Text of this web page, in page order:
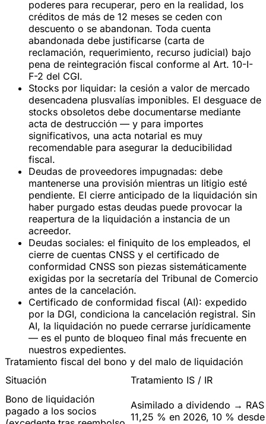
poderes para recuperar, pero en la realidad, los
créditos de más de 12 meses se ceden con
descuento o se abandonan. Toda cuenta
abandonada debe justificarse (carta de
reclamación, requerimiento, recurso judicial) bajo
pena de reintegración fiscal conforme al Art. 10-I-
F-2 del CGI.
Stocks por liquidar: la cesión a valor de mercado
desencadena plusvalías imponibles. El desguace de
stocks obsoletos debe documentarse mediante
acta de destrucción — y para importes
significativos, una acta notarial es muy
recomendable para asegurar la deducibilidad
fiscal.
Deudas de proveedores impugnadas: debe
mantenerse una provisión mientras un litigio esté
pendiente. El cierre anticipado de la liquidación sin
haber purgado estas deudas puede provocar la
reapertura de la liquidación a instancia de un
acreedor.
Deudas sociales: el finiquito de los empleados, el
cierre de cuentas CNSS y el certificado de
conformidad CNSS son piezas sistemáticamente
exigidas por la secretaría del Tribunal de Comercio
antes de la cancelación.
Certificado de conformidad fiscal (AI): expedido
por la DGI, condiciona la cancelación registral. Sin
AI, la liquidación no puede cerrarse jurídicamente
— es el punto de bloqueo final más frecuente en
nuestros expedientes.
Tratamiento fiscal del bono y del malo de liquidación
Situación
Tratamiento IS / IR
Bono de liquidación
pagado a los socios
Asimilado a dividendo → RAS
11,25 % en 2026, 10 % desde